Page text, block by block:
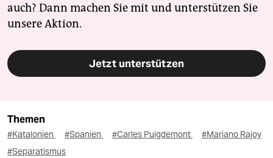
auch? Dann machen Sie mit und unterstützen Sie
unsere Aktion.
Jetzt unterstützen
Themen
#Katalonien #Spanien #Carles Puigdemont
#Mariano Rajoy
#Separatismus